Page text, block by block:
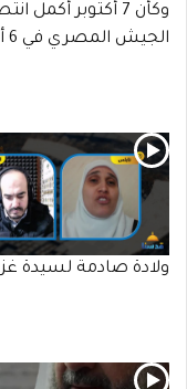
وكأن 7 أكتوبر أكمل
الجيش المصري في 6 أكتوبر
ولادة صادمة لسيدة